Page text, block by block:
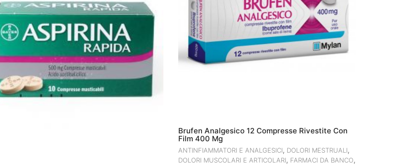
Brufen Analgesico 12 Compresse Rivestite Con
Film 400 Mg
ANTINFIAMMATORI E ANALGESICI, DOLORI MESTRUALI,
DOLORI MUSCOLARI E ARTICOLARI, FARMACI DA BANCO,